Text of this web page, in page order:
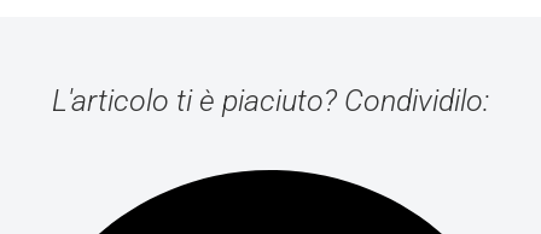
L'articolo ti è piaciuto? Condividilo: